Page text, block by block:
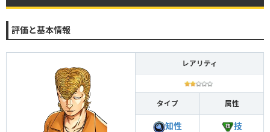
評価と基本情報
レアリティ
タイプ 属性
知性 技